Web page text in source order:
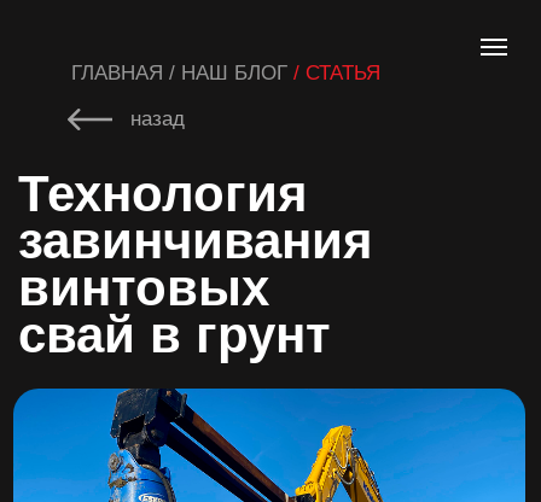
назад
Технология
завинчивания
винтовых
свай в грунт